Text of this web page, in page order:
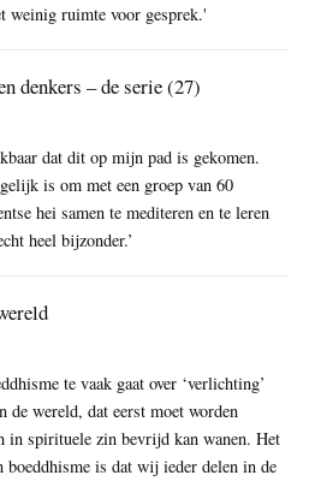
weinig ruimte voor gesprek.'
denkers – de serie (27)
dat dit op mijn pad is gekomen.
is om met een groep van 60
hei samen te mediteren en te leren
heel bijzonder.’
te vaak gaat over ‘verlichting’
de wereld, dat eerst moet worden
in spirituele zin bevrijd kan wanen. Het
boeddhisme is dat wij ieder delen in de